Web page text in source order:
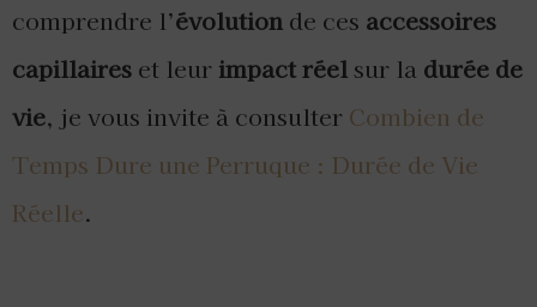
comprendre l’évolution de ces accessoires
capillaires et leur impact réelsur la durée de
vie, je vous invite à consulter Combien de
Temps Dure une Perruque : Durée de Vie
Réelle.